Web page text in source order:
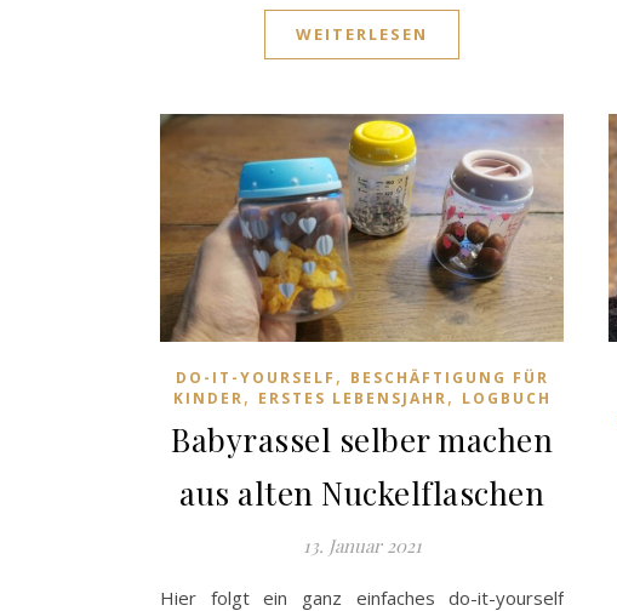
WEITERLESEN
DO-IT-YOURSELF , BESCHÄFTIGUNG FÜR
KINDER, ERSTES LEBENSJAHR, LOGBUCH
Babyrassel selber machen
aus alten Nuckelflaschen
13. Januar 2021
Hier folgt ein ganz einfaches do-it-yourself